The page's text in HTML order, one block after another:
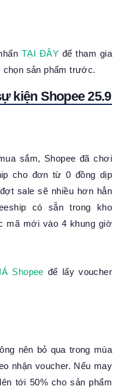
TẠI ĐÂYđể tham gia
sản phẩm trước.
kiện Shopee 25.9
sắm, Shopee đã chơi
cho đơn từ 0 đồng dịp
sale sẽ nhiều hơn hẳn
có sẵn trong kho
mã mới vào 4 khung giờ
Shopee để lấy voucher
nên bỏ qua trong mùa
nhận voucher. Nếu may
tới 50% cho sản phẩm